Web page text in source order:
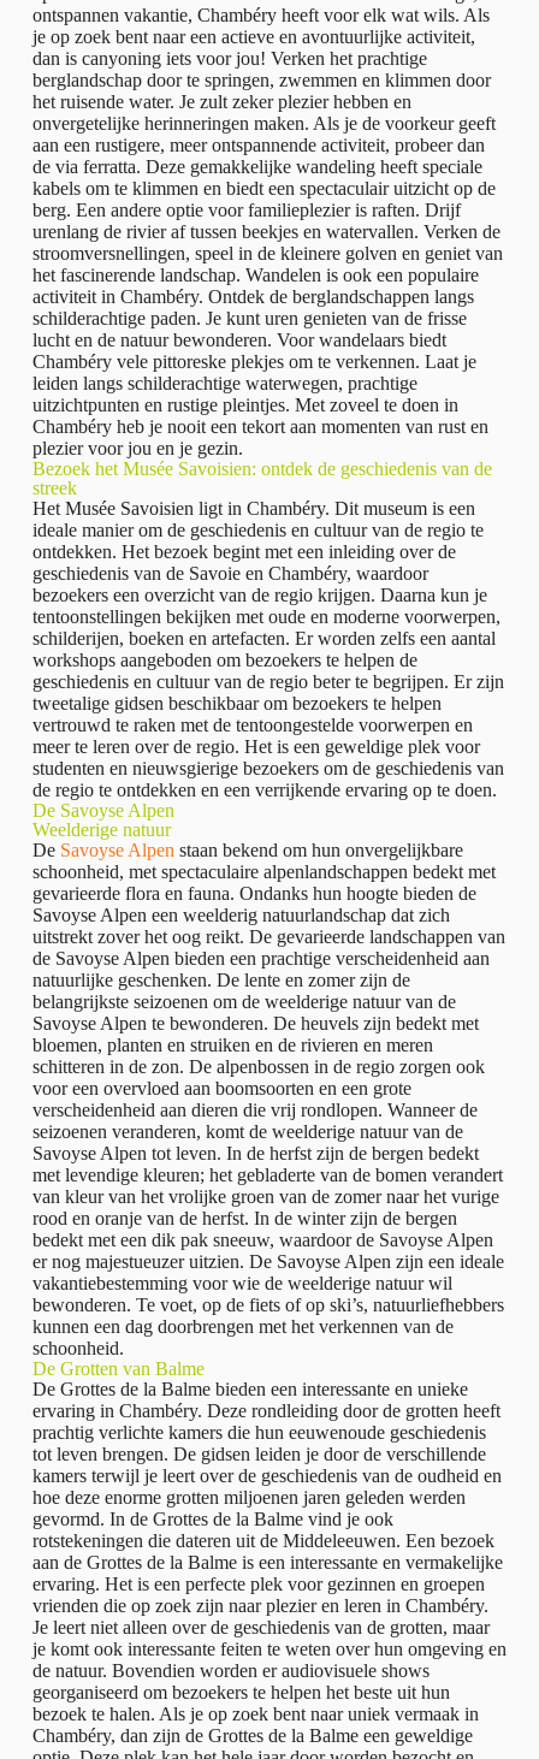
ontspannen vakantie, Chambéry heeft voor elk wat wils. Als
je op zoek bent naar een actieve en avontuurlijke activiteit,
dan is canyoning iets voor jou! Verken het prachtige
berglandschap door te springen, zwemmen en klimmen door
het ruisende water. Je zult zeker plezier hebben en
onvergetelijke herinneringen maken. Als je de voorkeur geeft
aan een rustigere, meer ontspannende activiteit, probeer dan
de via ferratta. Deze gemakkelijke wandeling heeft speciale
kabels om te klimmen en biedt een spectaculair uitzicht op de
berg. Een andere optie voor familieplezier is raften. Drijf
urenlang de rivier af tussen beekjes en watervallen. Verken de
stroomversnellingen, speel in de kleinere golven en geniet van
het fascinerende landschap. Wandelen is ook een populaire
activiteit in Chambéry. Ontdek de berglandschappen langs
schilderachtige paden. Je kunt uren genieten van de frisse
lucht en de natuur bewonderen. Voor wandelaars biedt
Chambéry vele pittoreske plekjes om te verkennen. Laat je
leiden langs schilderachtige waterwegen, prachtige
uitzichtpunten en rustige pleintjes. Met zoveel te doen in
Chambéry heb je nooit een tekort aan momenten van rust en
plezier voor jou en je gezin.
Bezoek het Musée Savoisien: ontdek de geschiedenis van de
streek
Het Musée Savoisien ligt in Chambéry. Dit museum is een
ideale manier om de geschiedenis en cultuur van de regio te
ontdekken. Het bezoek begint met een inleiding over de
geschiedenis van de Savoie en Chambéry, waardoor
bezoekers een overzicht van de regio krijgen. Daarna kun je
tentoonstellingen bekijken met oude en moderne voorwerpen,
schilderijen, boeken en artefacten. Er worden zelfs een aantal
workshops aangeboden om bezoekers te helpen de
geschiedenis en cultuur van de regio beter te begrijpen. Er zijn
tweetalige gidsen beschikbaar om bezoekers te helpen
vertrouwd te raken met de tentoongestelde voorwerpen en
meer te leren over de regio. Het is een geweldige plek voor
studenten en nieuwsgierige bezoekers om de geschiedenis van
de regio te ontdekken en een verrijkende ervaring op te doen.
De Savoyse Alpen
Weelderige natuur
De Savoyse Alpen staan bekend om hun onvergelijkbare
schoonheid, met spectaculaire alpenlandschappen bedekt met
gevarieerde flora en fauna. Ondanks hun hoogte bieden de
Savoyse Alpen een weelderig natuurlandschap dat zich
uitstrekt zover het oog reikt. De gevarieerde landschappen van
de Savoyse Alpen bieden een prachtige verscheidenheid aan
natuurlijke geschenken. De lente en zomer zijn de
belangrijkste seizoenen om de weelderige natuur van de
Savoyse Alpen te bewonderen. De heuvels zijn bedekt met
bloemen, planten en struiken en de rivieren en meren
schitteren in de zon. De alpenbossen in de regio zorgen ook
voor een overvloed aan boomsoorten en een grote
verscheidenheid aan dieren die vrij rondlopen. Wanneer de
seizoenen veranderen, komt de weelderige natuur van de
Savoyse Alpen tot leven. In de herfst zijn de bergen bedekt
met levendige kleuren; het gebladerte van de bomen verandert
van kleur van het vrolijke groen van de zomer naar het vurige
rood en oranje van de herfst. In de winter zijn de bergen
bedekt met een dik pak sneeuw, waardoor de Savoyse Alpen
er nog majestueuzer uitzien. De Savoyse Alpen zijn een ideale
vakantiebestemming voor wie de weelderige natuur wil
bewonderen. Te voet, op de fiets of op ski’s, natuurliefhebbers
kunnen een dag doorbrengen met het verkennen van de
schoonheid.
De Grotten van Balme
De Grottes de la Balme bieden een interessante en unieke
ervaring in Chambéry. Deze rondleiding door de grotten heeft
prachtig verlichte kamers die hun eeuwenoude geschiedenis
tot leven brengen. De gidsen leiden je door de verschillende
kamers terwijl je leert over de geschiedenis van de oudheid en
hoe deze enorme grotten miljoenen jaren geleden werden
gevormd. In de Grottes de la Balme vind je ook
rotstekeningen die dateren uit de Middeleeuwen. Een bezoek
aan de Grottes de la Balme is een interessante en vermakelijke
ervaring. Het is een perfecte plek voor gezinnen en groepen
vrienden die op zoek zijn naar plezier en leren in Chambéry.
Je leert niet alleen over de geschiedenis van de grotten, maar
je komt ook interessante feiten te weten over hun omgeving en
de natuur. Bovendien worden er audiovisuele shows
georganiseerd om bezoekers te helpen het beste uit hun
bezoek te halen. Als je op zoek bent naar uniek vermaak in
Chambéry, dan zijn de Grottes de la Balme een geweldige